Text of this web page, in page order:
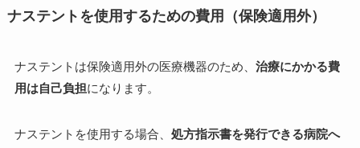
ナステントを使用するための費用（保険適用外）
ナステントは保険適用外の医療機器のため、 治療にかかる費
用は自己負担になります。
ナステントを使用する場合、 処方指示書を発行できる病院へ